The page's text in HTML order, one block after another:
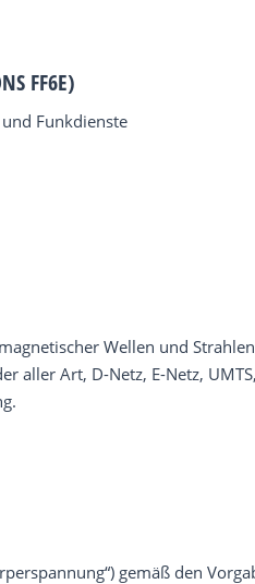
FF6E)
Funkdienste
Wellen und
Art, D-Netz, E-Netz,
gemäß den